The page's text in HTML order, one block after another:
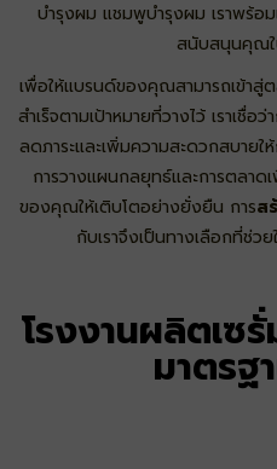
บำรุงผม แชมพูบำรุงผม เราพร้อ
สนับสนุนคุณ
เพื่อให้แบรนด์ของคุณสามารถเข้าสู่
สำเร็จตามเป้าหมายที่วางไว้ เราเชื่
ลดภาระและเพิ่มความสะดวกสบาย
การวางแผนกลยุทธ์และการตลาด
ของคุณให้เติบโตอย่างยั่งยืน การส
กับเราจึงเป็นทางเลือกที่ช่
โรงงานผลิตเซ
มาตรฐ